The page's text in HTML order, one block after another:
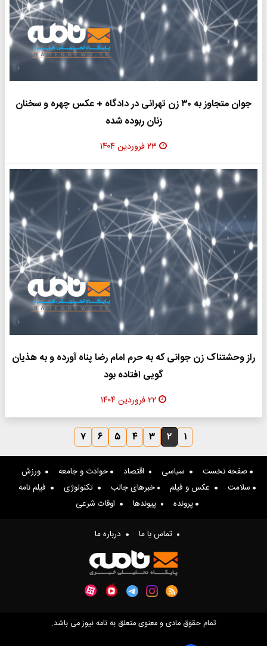
جوان متجاوز به ۳۰ زن تهرانی در دادگاه + عکس چهره و سخنان
زنان ربوده شده
۲۳ فروردین ۱۴۰۴
راز وحشتناک زن جوانی که به حرم امام رضا پناه آورده و به هذیان
گویی افتاده بود
۲۲ فروردین ۱۴۰۴
۱ ۲ ۳ ۴ ۵ ۶ ۷
صفحه نخست سیاسی اقتصاد حوادث و جامعه
ورزش
سلامت
عکس و فیلم خبرهای جالب تکنولوژی
فیلم نامه
پرونده
پیوندها اوقات شرعی
تماس با ما درباره ما
تمام حقوق مادی و معنوی متعلق به نامه نیوز می باشد.